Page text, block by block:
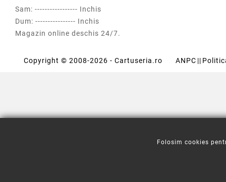
Sam: ----------------- Inchis
Dum: ---------------- Inchis
Magazin online deschis 24/7.
Copyright © 2008-2026 - Cartuseria.ro ANPC ||
Folosim cookies